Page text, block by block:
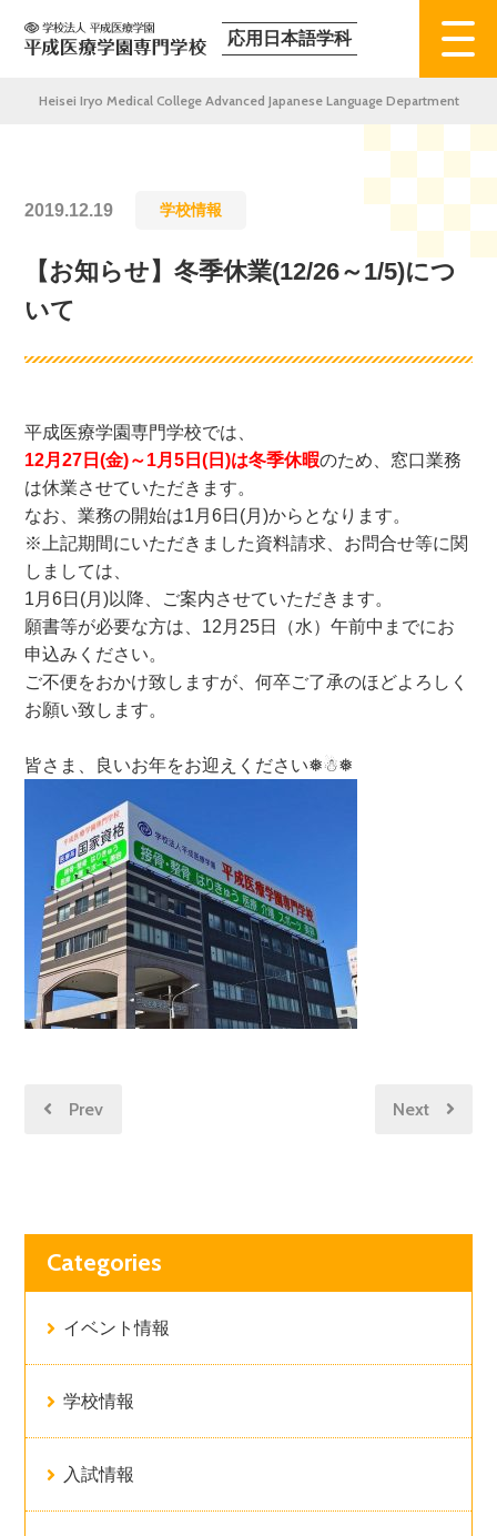
応用日本語学科
Heisei Iryo Medical College Advanced Japanese Language Department
2019.12.19 学校情報
【お知らせ】冬季休業(12/26～1/5)につ
いて
平成医療学園専門学校では、
12月27日(金)～1月5日(日)は冬季休暇のため、窓口業務
は休業させていただきます。
なお、業務の開始は1月6日(月)からとなります。
※上記期間にいただきました資料請求、お問合せ等に関
しましては、
1月6日(月)以降、ご案内させていただきます。
願書等が必要な方は、12月25日（水）午前中までにお
申込みください。
ご不便をおかけ致しますが、何卒ご了承のほどよろしく
お願い致します。
皆さま、 良いお年をお迎えください❅☃❅
Prev Next
Categories
イベント情報
学校情報
入試情報